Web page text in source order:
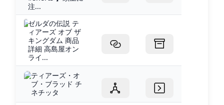
注...
ゼルダの伝説 テ
ィアーズ オブ ザ
キングダム 商品
詳細 高島屋オン
ライ...
ティアーズ・オ
ブ・ブラッド チ
ネチッタ